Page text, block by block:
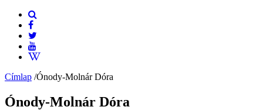
Címlap /Ónody-Molnár Dóra
Ónody-Molnár Dóra